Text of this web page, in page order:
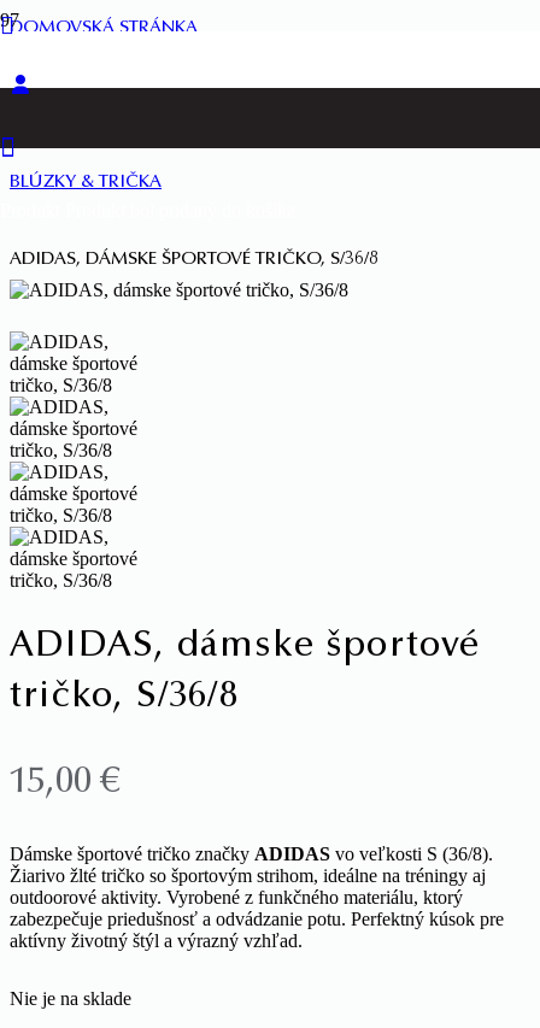
DOMOVSKÁ STRÁNKA
BLÚZKY & TRIČKA
ADIDAS, DÁMSKE ŠPORTOVÉ TRIČKO, S/36/8
ADIDAS, dámske športové
tričko, S/36/8
15,00€
Dámske športové tričko značky ADIDAS vo veľkosti S (36/8).
Žiarivo žlté tričko so športovým strihom, ideálne na tréningy aj
outdoorové aktivity. Vyrobené z funkčného materiálu, ktorý
zabezpečuje priedušnosť a odvádzanie potu. Perfektný kúsok pre
aktívny životný štýl a výrazný vzhľad.
Nie je na sklade